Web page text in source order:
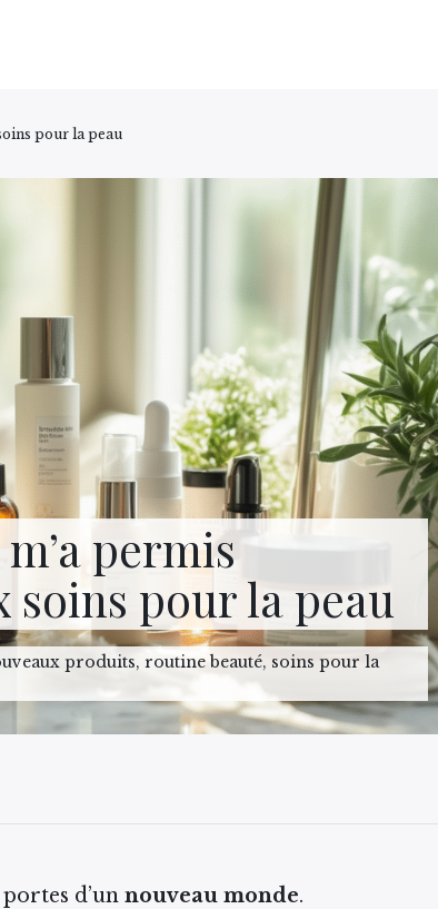
permis
soins pour la peau
produits, routine beauté, soins pour la
pour la peau
d’un nouveau monde.